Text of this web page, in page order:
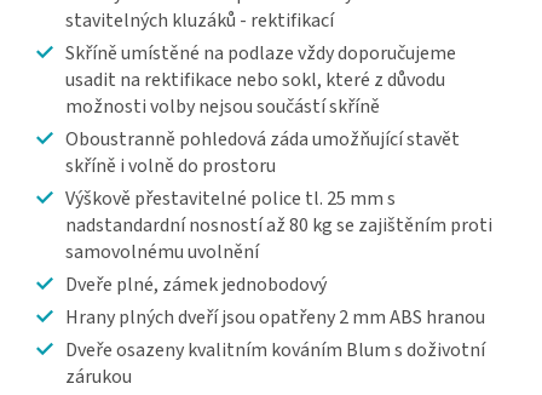
stavitelných kluzáků - rektifikací
Skříně umístěné na podlaze vždy doporučujeme
usadit na rektifikace nebo sokl, které z důvodu
možnosti volby nejsou součástí skříně
Oboustranně pohledová záda umožňující stavět
skříně i volně do prostoru
Výškově přestavitelné police tl. 25 mm s
nadstandardní nosností až 80 kg se zajištěním proti
samovolnému uvolnění
Dveře plné, zámek jednobodový
Hrany plných dveří jsou opatřeny 2 mm ABS hranou
Dveře osazeny kvalitním kováním Blum s doživotní
zárukou